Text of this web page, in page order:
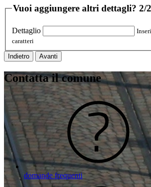
Vuoi aggiungere altri dettagli? 2/2
Dettaglio
caratteri
Indietro Avanti
Contatta il comune
domande frequenti